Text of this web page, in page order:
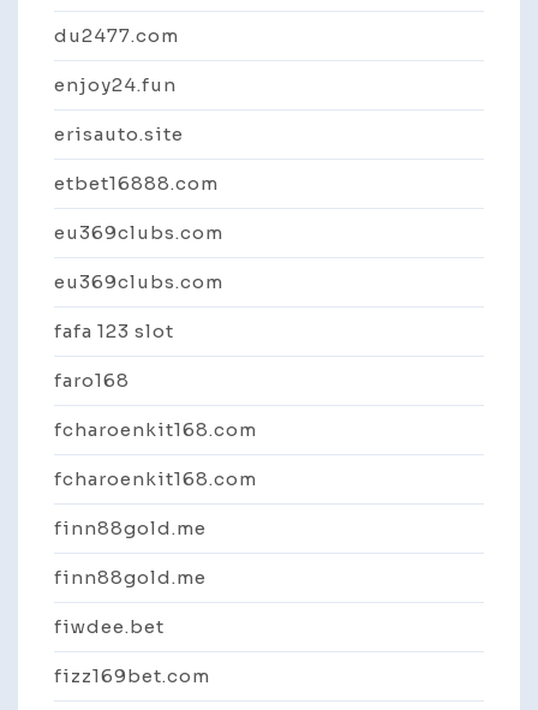
du2477.com
enjoy24.fun
erisauto.site
etbet16888.com
eu369clubs.com
eu369clubs.com
fafa 123 slot
faro168
fcharoenkit168.com
fcharoenkit168.com
finn88gold.me
finn88gold.me
fiwdee.bet
fizz169bet.com